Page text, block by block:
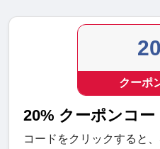
クーポ
20% クーポンコー
コードをクリックすると